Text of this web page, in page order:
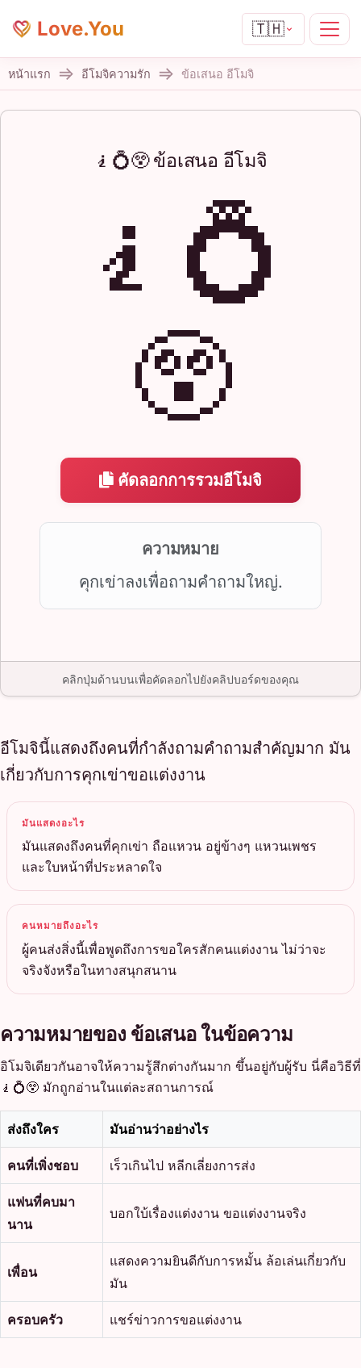
Love.You 🇹🇭
หน้าแรก อีโมจิความรัก ข้อเสนอ อีโมจิ
🧎💍😲 ข้อเสนอ อีโมจิ
🧎💍
😲
คัดลอกการรวมอีโมจิ
ความหมาย
คุกเข่าลงเพื่อถามคำถามใหญ่.
คลิกปุ่มด้านบนเพื่อคัดลอกไปยังคลิปบอร์ดของคุณ
อีโมจินี้แสดงถึงคนที่กำลังถามคำถามสำคัญมาก มัน
เกี่ยวกับการคุกเข่าขอแต่งงาน
มันแสดงอะไร
มันแสดงถึงคนที่คุกเข่า ถือแหวน อยู่ข้างๆ แหวนเพชร
และใบหน้าที่ประหลาดใจ
คนหมายถึงอะไร
ผู้คนส่งสิ่งนี้เพื่อพูดถึงการขอใครสักคนแต่งงาน ไม่ว่าจะ
จริงจังหรือในทางสนุกสนาน
ความหมายของ ข้อเสนอ ในข้อความ
อิโมจิเดียวกันอาจให้ความรู้สึกต่างกันมาก ขึ้นอยู่กับผู้รับ นี่คือวิธีที่
🧎💍😲 มักถูกอ่านในแต่ละสถานการณ์
ส่งถึงใคร มันอ่านว่าอย่างไร
คนที่เพิ่งชอบ เร็วเกินไป หลีกเลี่ยงการส่ง
แฟนที่คบมา
นาน
บอกใบ้เรื่องแต่งงาน ขอแต่งงานจริง
เพื่อน
แสดงความยินดีกับการหมั้น ล้อเล่นเกี่ยวกับ
มัน
ครอบครัว แชร์ข่าวการขอแต่งงาน